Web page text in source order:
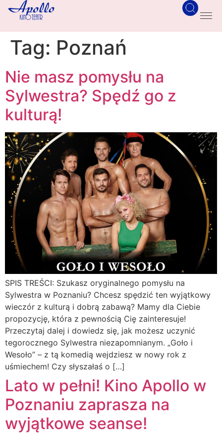
Tag: Poznań
Nie masz pomysłu na
Sylwestra? Spędź go z
kulturą!
SPIS TREŚCI: Szukasz oryginalnego pomysłu na
Sylwestra w Poznaniu? Chcesz spędzić ten wyjątkowy
wieczór z kulturą i dobrą zabawą? Mamy dla Ciebie
propozycję, która z pewnością Cię zainteresuje!
Przeczytaj dalej i dowiedz się, jak możesz uczynić
tegorocznego Sylwestra niezapomnianym. „Goło i
Wesoło” – z tą komedią wejdziesz w nowy rok z
uśmiechem! Czy słyszałaś o […]
Lato w pełni! Kino Apollo w
Poznaniu zaprasza na
wyjątkowe seanse!